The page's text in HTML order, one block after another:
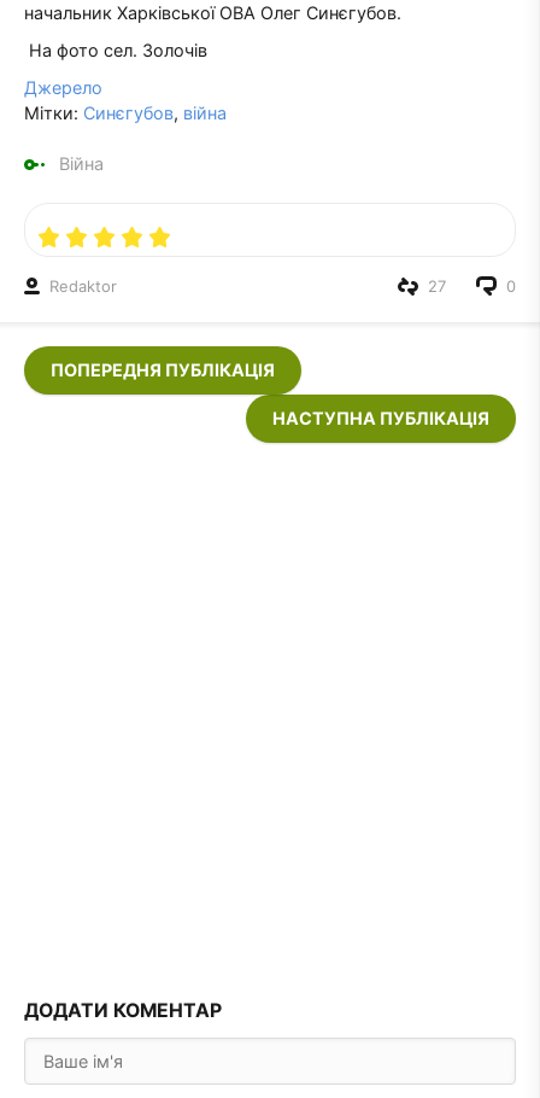
начальник Харківської ОВА Олег Синєгубов.
На фото сел. Золочів
Джерело
Мітки: Синєгубов, війна
Війна
Redaktor 0
27
ПОПЕРЕДНЯ ПУБЛІКАЦІЯ
НАСТУПНА ПУБЛІКАЦІЯ
ДОДАТИ КОМЕНТАР